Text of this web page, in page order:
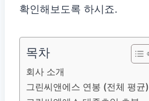
확인해보도록 하시죠.
목차
회사 소개
그린씨앤에스 연봉 (전체 평균)